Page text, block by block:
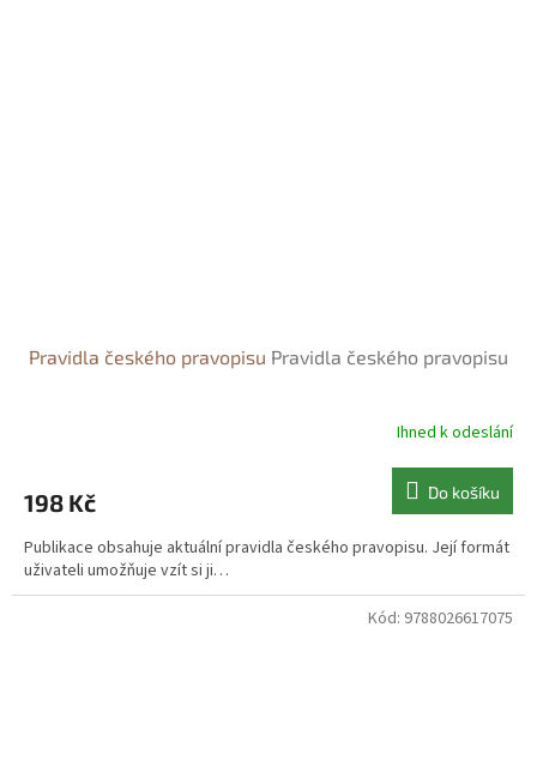
Pravidla českého pravopisu Pravidla českého pravopisu
Ihned k odeslání
198 Kč Do košíku
Publikace obsahuje aktuální pravidla českého pravopisu. Její formát
uživateli umožňuje vzít si ji…
Kód: 9788026617075